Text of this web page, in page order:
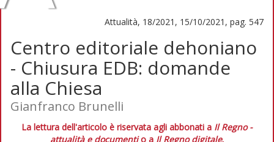
Attualità, 18/2021, 15/10/2021, pag. 547
Centro editoriale dehoniano
- Chiusura EDB: domande
alla Chiesa
Gianfranco Brunelli
La lettura dell'articolo è riservata agli abbonati a Il Regno -
attualità e documentio a Il Regno digitale.